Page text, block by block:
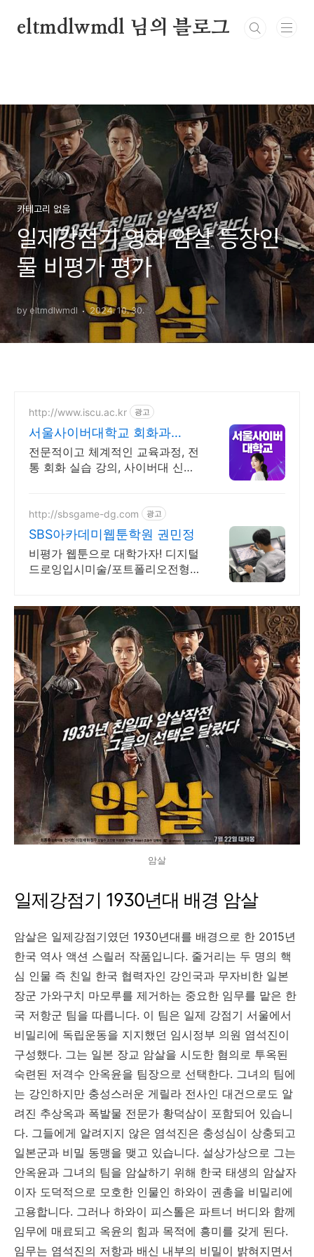
eltmdlwmdl 님의 블로그
카테고리 없음
일제강점기 영화 암살 등장인
물 비평가 평가
by eltmdlwmdl 2024. 10. 30.
http://www.iscu.ac.kr 광고
서울사이버대학교 회화과
2026 가을학기 신편입생
전문적이고 체계적인 교육과정, 전
통 회화 실습 강의, 사이버대 신입
http://sbsgame-dg.com 광고
SBS아카데미웹툰학원 권민정
비평가 웹툰으로 대학가자! 디지털
드로잉입시미술/포트폴리오전형/
암살
일제강점기 1930년대 배경 암살
암살은 일제강점기였던 1930년대를 배경으로 한 2015년
한국 역사 액션 스릴러 작품입니다. 줄거리는 두 명의 핵
심 인물 즉 친일 한국 협력자인 강인국과 무자비한 일본
장군 가와구치 마모루를 제거하는 중요한 임무를 맡은 한
국 저항군 팀을 따릅니다. 이 팀은 일제 강점기 서울에서
비밀리에 독립운동을 지지했던 임시정부 의원 염석진이
구성했다. 그는 일본 장교 암살을 시도한 혐의로 투옥된
숙련된 저격수 안옥윤을 팀장으로 선택한다. 그녀의 팀에
는 강인하지만 충성스러운 게릴라 전사인 대건으로도 알
려진 추상옥과 폭발물 전문가 황덕삼이 포함되어 있습니
다. 그들에게 알려지지 않은 염석진은 충성심이 상충되고
일본군과 비밀 동맹을 맺고 있습니다. 설상가상으로 그는
안옥윤과 그녀의 팀을 암살하기 위해 한국 태생의 암살자
이자 도덕적으로 모호한 인물인 하와이 권총을 비밀리에
고용합니다. 그러나 하와이 피스톨은 파트너 버디와 함께
임무에 매료되고 옥윤의 힘과 목적에 흥미를 갖게 된다.
임무는 염석진의 저항과 배신 내부의 비밀이 밝혀지면서